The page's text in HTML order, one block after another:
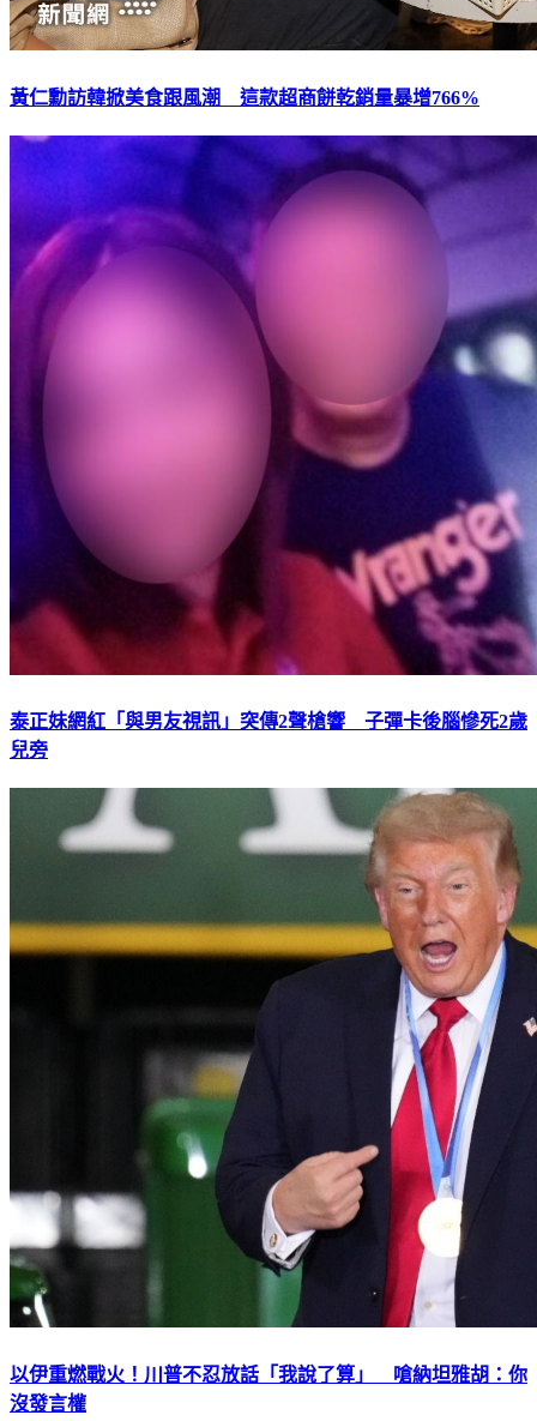
黃仁勳訪韓掀美食跟風潮 這款超商餅乾銷量暴增766%
泰正妹網紅「與男友視訊」突傳2聲槍響 子彈卡後腦慘死2歲
兒旁
以伊重燃戰火！川普不忍放話「我說了算」 嗆納坦雅胡：你
沒發言權